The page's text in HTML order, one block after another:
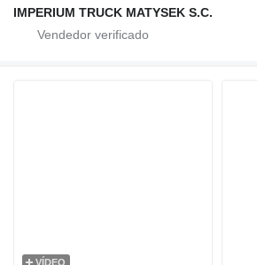
IMPERIUM TRUCK MATYSEK S.C.
VÍDEO